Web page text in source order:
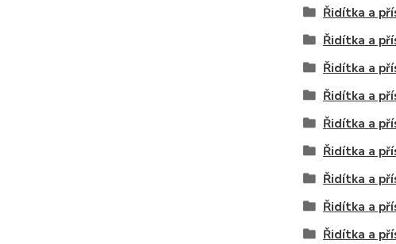
Řidítka a
Řidítka a
Řidítka a
Řidítka a
Řidítka a
Řidítka a
Řidítka a
Řidítka a
Řidítka a